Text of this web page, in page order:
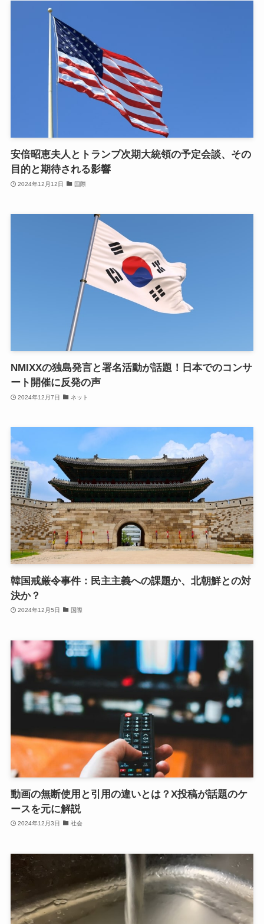
安倍昭恵夫人とトランプ次期大統領の予定会談、その
目的と期待される影響
2024年12月12日 国際
NMIXXの独島発言と署名活動が話題！日本でのコンサ
ート開催に反発の声
2024年12月7日 ネット
韓国戒厳令事件：民主主義への課題か、北朝鮮との対
決か？
2024年12月5日 国際
動画の無断使用と引用の違いとは？X投稿が話題のケ
ースを元に解説
2024年12月3日 社会